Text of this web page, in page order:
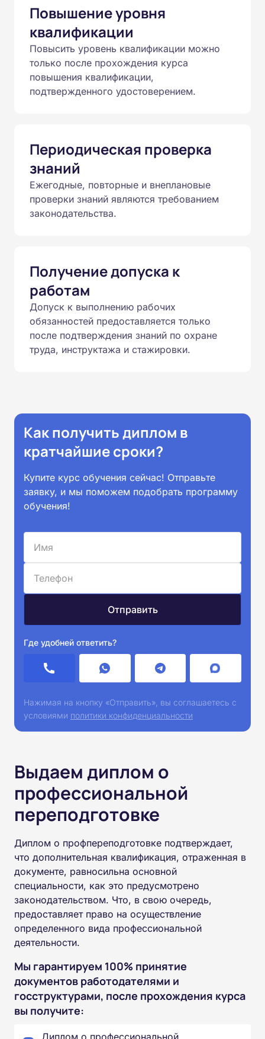
Повышение уровня
квалификации
Повысить уровень квалификации можно
только после прохождения курса
повышения квалификации,
подтвержденного удостоверением.
Периодическая проверка
знаний
Ежегодные, повторные и внеплановые
проверки знаний являются требованием
законодательства.
Получение допуска к
работам
Допуск к выполнению рабочих
обязанностей предоставляется только
после подтверждения знаний по охране
труда, инструктажа и стажировки.
Как получить диплом в
кратчайшие сроки?
Купите курс обучения сейчас! Отправьте
заявку, и мы поможем подобрать программу
обучения!
Где удобней ответить?
Нажимая на кнопку «Отправить», вы соглашаетесь с
условиями политики конфиденциальности
Выдаем диплом о
профессиональной
переподготовке
Диплом о профпереподготовке подтверждает,
что дополнительная квалификация, отраженная в
документе, равносильна основной
специальности, как это предусмотрено
законодательством. Что, в свою очередь,
предоставляет право на осуществление
определенного вида профессиональной
деятельности.
Мы гарантируем 100% принятие
документов работодателями и
госструктурами, после прохождения курса
вы получите:
Диплом о профессиональной